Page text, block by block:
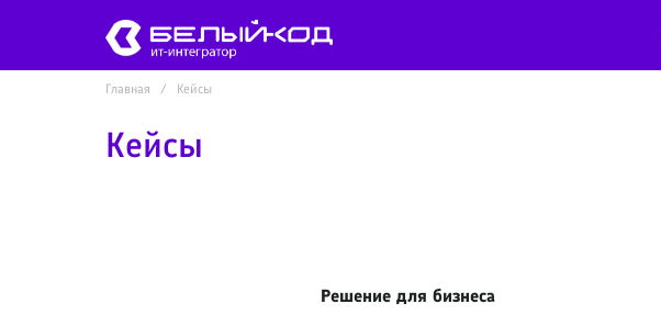
Главная Кейсы
Кейсы
Решение для бизнеса